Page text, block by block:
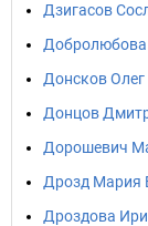
Дзигасов
Добролюбова
Донсков
Донцов
Дорошевич
Дрозд Мария
Дроздова